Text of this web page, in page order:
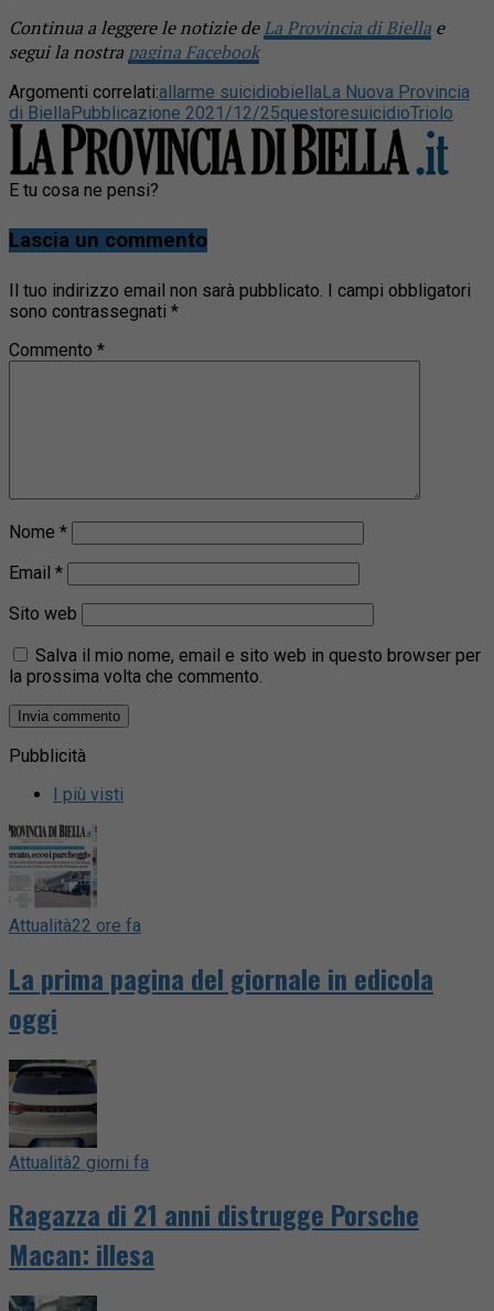
Continua a leggere le notizie deLa Provincia di Biella e
segui la nostra pagina Facebook
Argomenti correlati:allarme suicidiobiellaLa Nuova Provincia
di BiellaPubblicazione 2021/12/25questoresuicidioTriolo
E tu cosa ne pensi?
Lascia un commento
Il tuo indirizzo email non sarà pubblicato. I campi obbligatori
sono contrassegnati *
Commento *
Nome *
Email *
Sito web
Salva il mio nome, email e sito web in questo browser per
la prossima volta che commento.
Pubblicità
I più visti
Attualità22 ore fa
La prima pagina del giornale in edicola
oggi
Attualità2 giorni fa
Ragazza di 21 anni distrugge Porsche
Macan: illesa